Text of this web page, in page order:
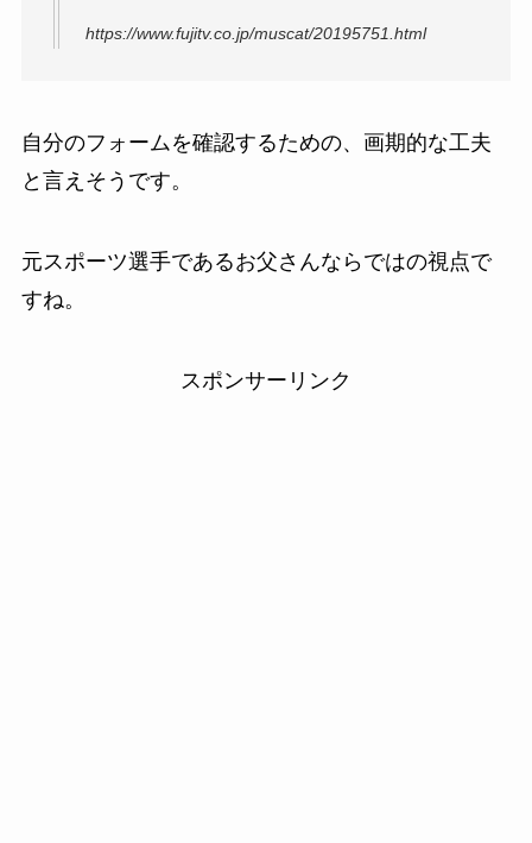
https://www.fujitv.co.jp/muscat/20195751.html
自分のフォームを確認するための、画期的な工夫
と言えそうです。
元スポーツ選手であるお父さんならではの視点で
すね。
スポンサーリンク